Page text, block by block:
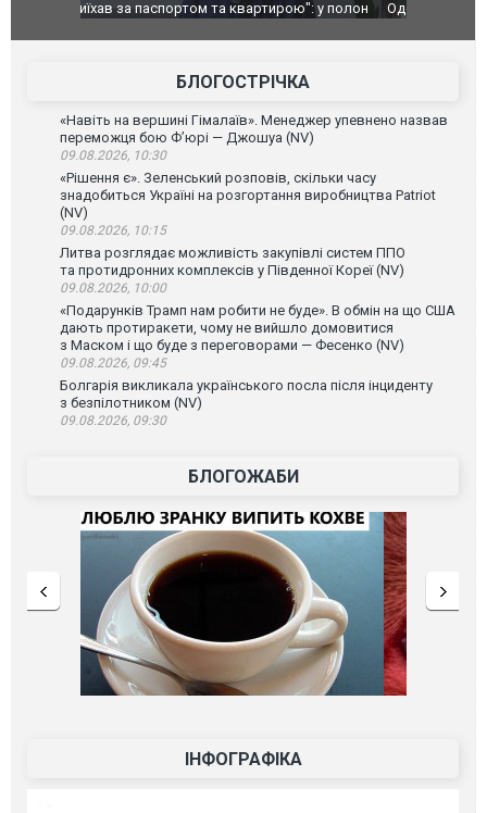
Одесу накрила потужна злива з градом та
Вже
БЛОГОСТРІЧКА
«Навіть на вершині Гімалаїв». Менеджер упевнено назвав
переможця бою Ф’юрі — Джошуа (NV)
09.08.2026, 10:30
«Рішення є». Зеленський розповів, скільки часу
знадобиться Україні на розгортання виробництва Patriot
(NV)
09.08.2026, 10:15
Литва розглядає можливість закупівлі систем ППО
та протидронних комплексів у Південної Кореї (NV)
09.08.2026, 10:00
«Подарунків Трамп нам робити не буде». В обмін на що США
дають протиракети, чому не вийшло домовитися
з Маском і що буде з переговорами — Фесенко (NV)
09.08.2026, 09:45
Болгарія викликала українського посла після інциденту
з безпілотником (NV)
09.08.2026, 09:30
БЛОГОЖАБИ
ІНФОГРАФІКА